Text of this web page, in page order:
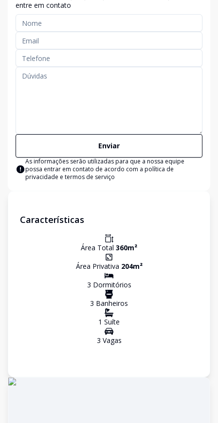
entre em contato
Enviar
As informações serão utilizadas para que a nossa equipe
possa entrar em contato de acordo com a política de
privacidade e termos de serviço
Características
Área Total 360m²
Área Privativa 204m²
3 Dormitórios
3 Banheiros
1 Suíte
3 Vagas